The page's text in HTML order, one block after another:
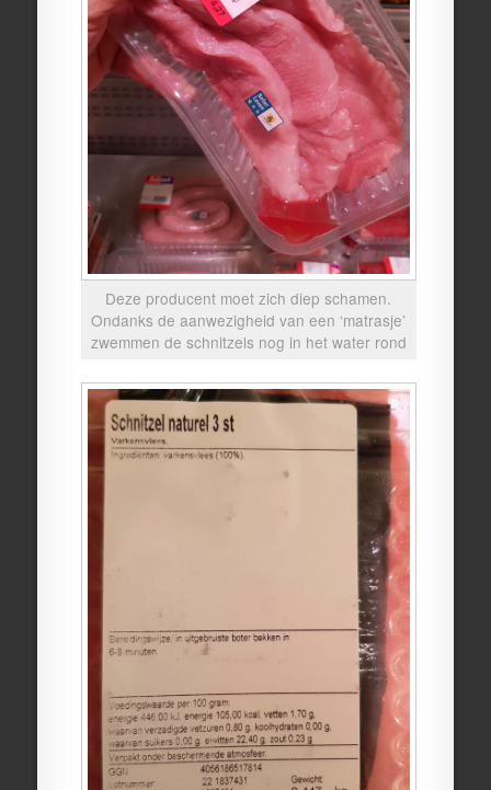
Deze producent moet zich diep schamen.
Ondanks de aanwezigheid van een ‘matrasje’
zwemmen de schnitzels nog in het water rond